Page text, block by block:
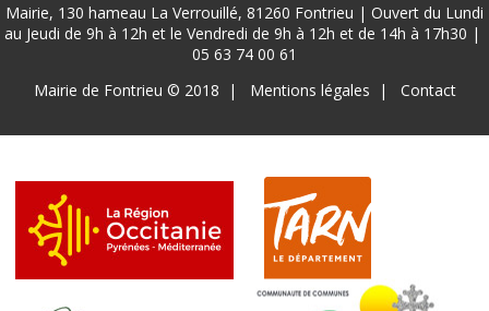
Mairie, 130 hameau La Verrouillé, 81260 Fontrieu | Ouvert du Lundi
au Jeudi de 9h à 12h et le Vendredi de 9h à 12h et de 14h à 17h30 |
05 63 74 00 61
page
Mairie de Fontrieu © 2018 Mentions légales Contact